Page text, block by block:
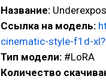
Название:
Ссылка на модель:
cinematic-style-f1d-
Тип модели: #LoRA
Количество